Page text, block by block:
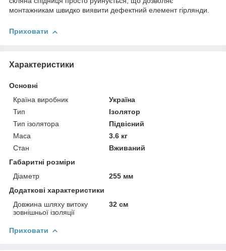
монтажникам швидко виявити дефектний елемент гірлянди.
Приховати
Характеристики
Основні
Країна виробник
Україна
Тип
Ізолятор
Тип ізолятора
Підвісний
Маса
3.6 кг
Стан
Вживаний
Габаритні розміри
Діаметр
255 мм
Додаткові характеристики
Довжина шляху витоку
зовнішньої ізоляції
32 см
Приховати